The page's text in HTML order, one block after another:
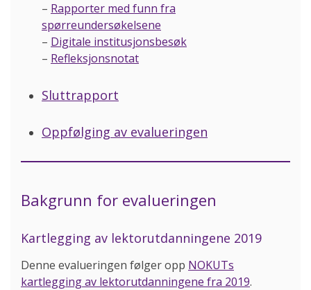
– Rapporter med funn fra
spørreundersøkelsene
– Digitale institusjonsbesøk
– Refleksjonsnotat
Sluttrapport
Oppfølging av evalueringen
Bakgrunn for evalueringen
Kartlegging av lektorutdanningene 2019
Denne evalueringen følger opp NOKUTs
kartlegging av lektorutdanningene fra 2019.